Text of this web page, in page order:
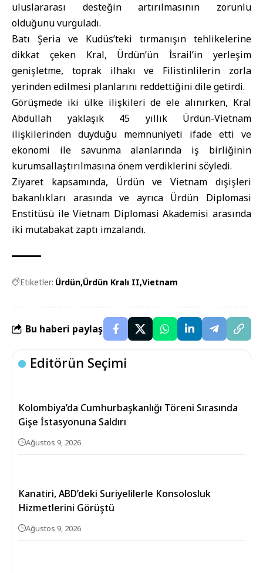
uluslararası desteğin artırılmasının zorunlu
olduğunu vurguladı.
Batı Şeria ve Kudüs’teki tırmanışın tehlikelerine
dikkat çeken Kral, Ürdün’ün İsrail’in yerleşim
genişletme, toprak ilhakı ve Filistinlilerin zorla
yerinden edilmesi planlarını reddettiğini dile getirdi.
Görüşmede iki ülke ilişkileri de ele alınırken, Kral
Abdullah yaklaşık 45 yıllık Ürdün-Vietnam
ilişkilerinden duyduğu memnuniyeti ifade etti ve
ekonomi ile savunma alanlarında iş birliğinin
kurumsallaştırılmasına önem verdiklerini söyledi.
Ziyaret kapsamında, Ürdün ve Vietnam dışişleri
bakanlıkları arasında ve ayrıca Ürdün Diplomasi
Enstitüsü ile Vietnam Diplomasi Akademisi arasında
iki mutabakat zaptı imzalandı.
Etiketler: Ürdün Ürdün Kralı II Vietnam
Bu haberi paylaş
Editörün Seçimi
Kolombiya’da Cumhurbaşkanlığı Töreni Sırasında
Gişe İstasyonuna Saldırı
Ağustos 9, 2026
Kanatiri, ABD’deki Suriyelilerle Konsolosluk
Hizmetlerini Görüştü
Ağustos 9, 2026